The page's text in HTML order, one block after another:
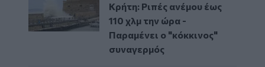
Κρήτη: Ριπές ανέμου έως
110 χλμ την ώρα -
Παραμένει ο "κόκκινος"
συναγερμός